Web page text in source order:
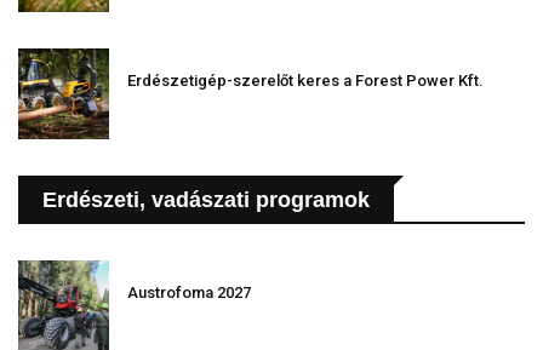
Erdészetigép-szerelőt keres a Forest Power Kft.
Erdészeti, vadászati programok
Austrofoma 2027